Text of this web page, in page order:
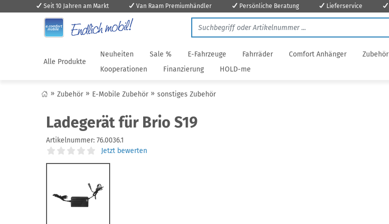
Seit 10 Jahren am Markt Van Raam Premiumhändler Persönliche Beratung Lieferservice
Alle Produkte
Neuheiten Sale % E-Fahrzeuge Fahrräder Comfort Anhänger Zubehör
Kooperationen
Finanzierung HOLD-me
Zubehör E-Mobile Zubehör sonstiges Zubehör
Ladegerät für Brio S19
Artikelnummer: 76.0036.1
Jetzt bewerten